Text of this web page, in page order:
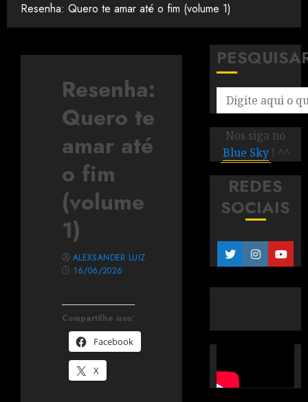
Resenha: Quero te amar até o fim (volume 1)
Resenha:
Quero te
amar até
o fim
(volume
1)
Compartilhe isso:
Facebook
X
ALEXSANDER LUIZ
16/06/2026
Nos siga no
Blue Sky ! ^^
REDES
SOCIAIS